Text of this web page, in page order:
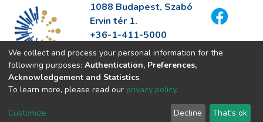
1088 Budapest, Szabó
Ervin tér 1.
+36-1-411-5000
info@fszek.hu
https://fszek.hu
We collect and process your personal information for the
following purposes: Authentication, Preferences,
Acknowledgement and Statistics.
To learn more, please read our privacy policy.
Customize Decline That's ok